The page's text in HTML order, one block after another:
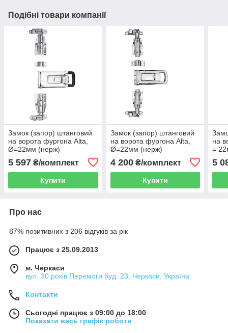
Подібні товари компанії
Замок (запор) штанговий
на ворота фургона Alta,
Ø=22мм (нерж)
5 597 ₴/комплект
Купити
Замок (запор) штанговий
на ворота фургона Alta,
Ø=22мм (нерж)
4 200₴/комплект
Купити
на
=
5
Про нас
87% позитивних з 206 відгуків за рік
Працює з 25.09.2013
м. Черкаси
вул. 30 років Перемоги буд. 23, Черкаси, Україна
Контакти
Сьогодні працює з 09:00 до 18:00
Показати весь графік роботи